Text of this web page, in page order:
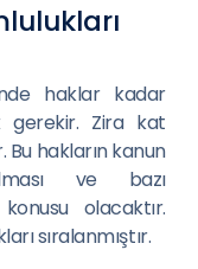
haklar kadar
gerekir. Zira kat
Bu hakların kanun
ve bazı
olacaktır.
sıralanmıştır.